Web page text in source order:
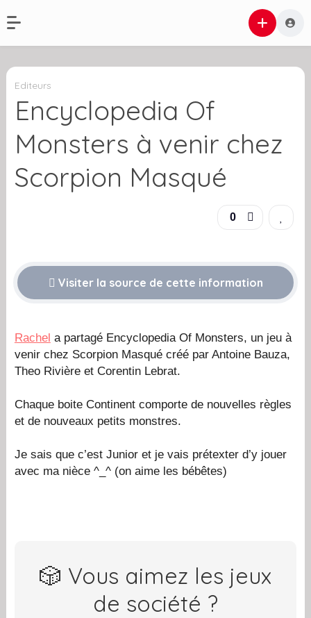
Editeurs
Encyclopedia Of
Monsters à venir chez
Scorpion Masqué
0
Visiter la source de cette information
Rachel a partagé Encyclopedia Of Monsters, un jeu à
venir chez Scorpion Masqué créé par Antoine Bauza,
Theo Rivière et Corentin Lebrat.
Chaque boite Continent comporte de nouvelles règles
et de nouveaux petits monstres.
Je sais que c’est Junior et je vais prétexter d’y jouer
avec ma nièce ^_^ (on aime les bébêtes)
🎲 Vous aimez les jeux
de société ?